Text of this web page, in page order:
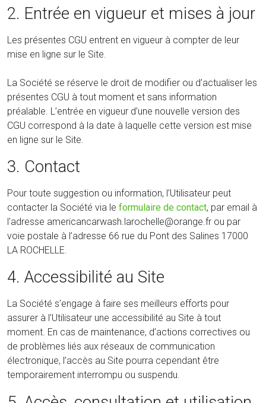
2. Entrée en vigueur et mises à jour
Les présentes CGU entrent en vigueur à compter de leur
mise en ligne sur le Site.
La Société se réserve le droit de modifier ou d’actualiser les
présentes CGU à tout moment et sans information
préalable. L’entrée en vigueur d’une nouvelle version des
CGU correspond à la date à laquelle cette version est mise
en ligne sur le Site.
3. Contact
Pour toute suggestion ou information, l’Utilisateur peut
contacter la Société via le formulaire de contact, par email à
l'adresse americancarwash.larochelle@orange.fr ou par
voie postale à l’adresse 66 rue du Pont des Salines 17000
LA ROCHELLE.
4. Accessibilité au Site
La Société s'engage à faire ses meilleurs efforts pour
assurer à l’Utilisateur une accessibilité au Site à tout
moment. En cas de maintenance, d’actions correctives ou
de problèmes liés aux réseaux de communication
électronique, l’accès au Site pourra cependant être
temporairement interrompu ou suspendu.